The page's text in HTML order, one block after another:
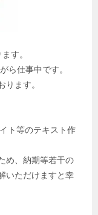
す。
ら仕事中です。
ります。
ト等のテキスト作
め、納期等若干の
いただけますと幸